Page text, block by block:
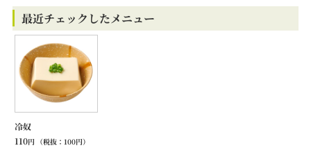
最近チェックしたメニュー
冷奴
110円 （税抜：100円）